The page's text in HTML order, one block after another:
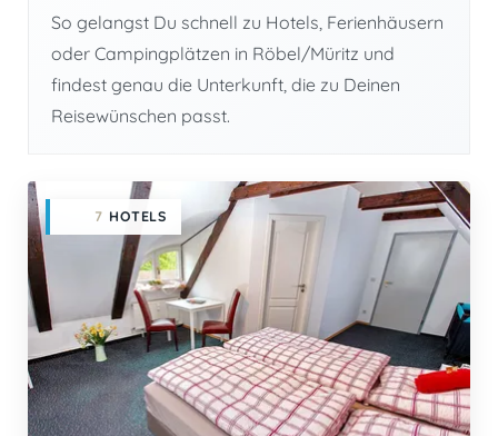
So gelangst Du schnell zu Hotels, Ferienhäusern
oder Campingplätzen in Röbel/Müritz und
findest genau die Unterkunft, die zu Deinen
Reisewünschen passt.
7 HOTELS